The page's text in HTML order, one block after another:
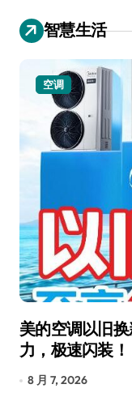
智慧生活
空调
美的空调以旧
力，极速闪装！
8 月 7, 2026